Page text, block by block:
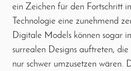
ein Zeichen für den Fortschritt
Technologie eine zunehmend
Digitale Models können sogar
surrealen Designs auftreten,
nur schwer umzusetzen wären.